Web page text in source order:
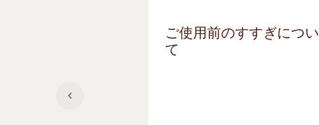
ご使用前のすすぎについ
て